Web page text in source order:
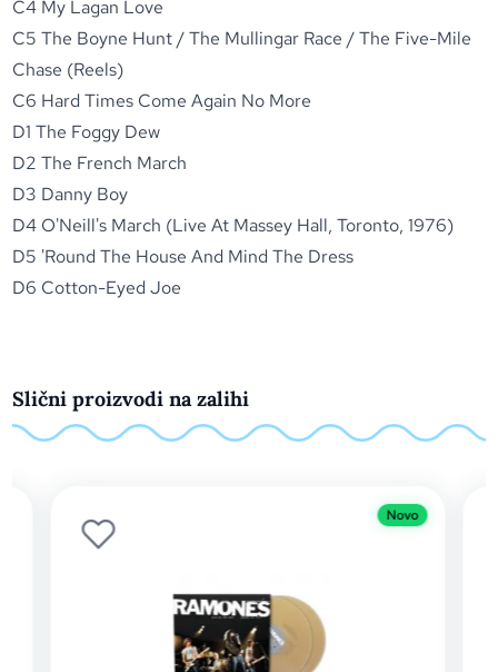
C4 My Lagan Love
C5 The Boyne Hunt / The Mullingar Race / The Five-Mile
Chase (Reels)
C6 Hard Times Come Again No More
D1 The Foggy Dew
D2 The French March
D3 Danny Boy
D4 O'Neill's March (Live At Massey Hall, Toronto, 1976)
D5 'Round The House And Mind The Dress
D6 Cotton-Eyed Joe
Slični proizvodi na zalihi